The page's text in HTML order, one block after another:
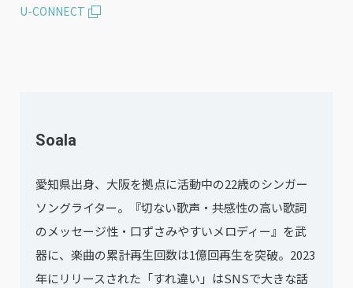
U-CONNECT
Soala
愛知県出身、大阪を拠点に活動中の22歳のシンガー
ソングライター。『切ない歌声・共感性の高い歌詞
のメッセージ性・⼝ずさみやすいメロディー』を武
器に、楽曲の累計再⽣回数は1億回再⽣を突破。2023
年にリリースされた「すれ違い」はSNSで⼤きな話